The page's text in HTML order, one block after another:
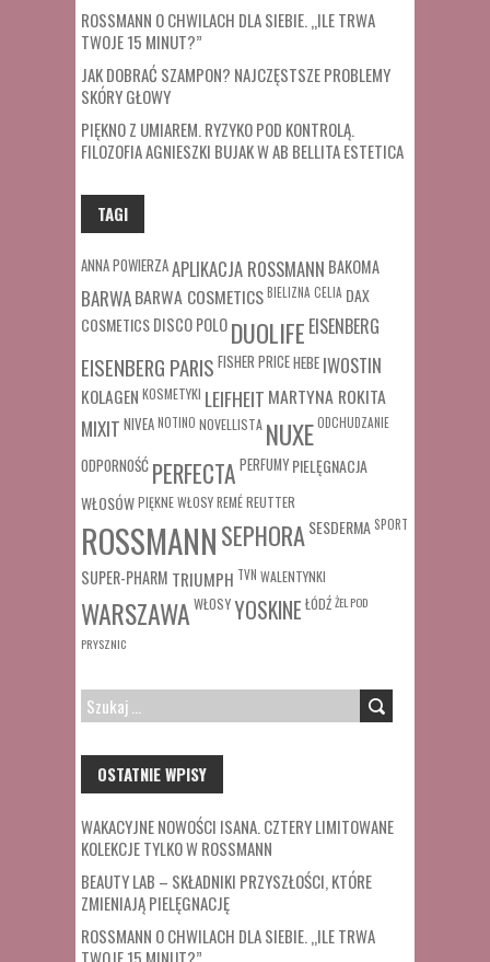
ROSSMANN O CHWILACH DLA SIEBIE. „ILE TRWA
TWOJE 15 MINUT?”
JAK DOBRAĆ SZAMPON? NAJCZĘSTSZE PROBLEMY
SKÓRY GŁOWY
PIĘKNO Z UMIAREM. RYZYKO POD KONTROLĄ.
FILOZOFIA AGNIESZKI BUJAK W AB BELLITA ESTETICA
TAGI
ANNA POWIERZAAPLIKACJA ROSSMANN BAKOMA
BARWABARWA COSMETICSBIELIZNA CELIA DAX
COSMETICSDISCO POLODUOLIFE EISENBERG
EISENBERG PARIS FISHER PRICEHEBE IWOSTIN
KOLAGEN KOSMETYKI LEIFHEIT MARTYNA ROKITA
MIXIT NIVEANOTINO NOVELLISTA NUXEODCHUDZANIE
ODPORNOŚĆ PERFECTA PERFUMY PIELĘGNACJA
WŁOSÓWPIĘKNE WŁOSYREMÉREUTTER
ROSSMANNSEPHORASESDERMA SPORT
SUPER-PHARM TRIUMPH TVN WALENTYNKI
WARSZAWA WŁOSYYOSKINE ŁÓDŹŻEL POD
PRYSZNIC
SZUKAJ:
OSTATNIE WPISY
WAKACYJNE NOWOŚCI ISANA. CZTERY LIMITOWANE
KOLEKCJE TYLKO W ROSSMANN
BEAUTY LAB – SKŁADNIKI PRZYSZŁOŚCI, KTÓRE
ZMIENIAJĄ PIELĘGNACJĘ
ROSSMANN O CHWILACH DLA SIEBIE. „ILE TRWA